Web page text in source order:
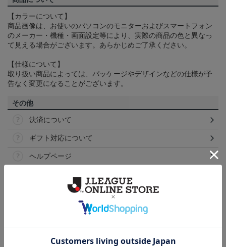
【カラーについて】
商品画像は、お使いのパソコンのモニターおよびスマートフォン
のメーカー・機種・画面設定等により、実際の商品の色と異なっ
て見える場合がございます。あらかじめご了承ください。
【仕様について】
取り扱い商品によっては、パッケージやデザインなどの仕様が予
告なく変更になることがございます。
その他
決済について
ギフト対応について
ヘルプページ